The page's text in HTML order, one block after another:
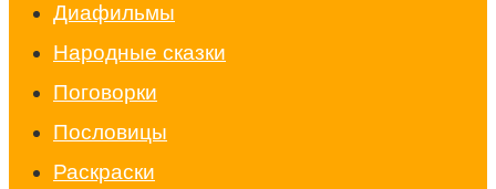
Диафильмы
Народные сказки
Поговорки
Пословицы
Раскраски